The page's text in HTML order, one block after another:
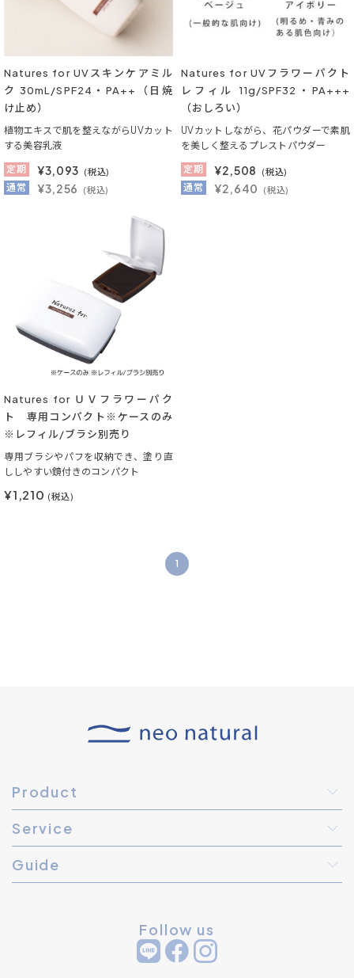
Natures for UVスキンケアミル
ク 30mL/SPF24・PA++（日焼
け止め）
植物エキスで肌を整えながらUVカット
する美容乳液
定期
¥3,093 (税込)
通常 ¥3,256 (税込)
Natures for UVフラワーパクト
レフィル 11g/SPF32・PA+++
（おしろい）
UVカットしながら、花パウダーで素肌
を美しく整えるプレストパウダー
定期
¥2,508 (税込)
通常 ¥2,640 (税込)
Natures for ＵＶフラワーパク
ト 専用コンパクト※ケースのみ
※レフィル/ブラシ別売り
専用ブラシやパフを収納でき、塗り直
ししやすい鏡付きのコンパクト
¥1,210 (税込)
1
Product
Service
Guide
Follow us